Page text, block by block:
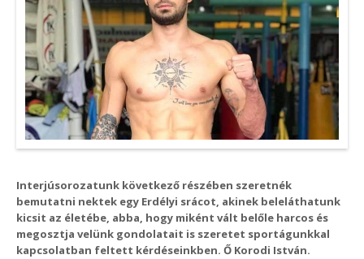
Interjúsorozatunk következő részében szeretnék
bemutatni nektek egy Erdélyi srácot, akinek beleláthatunk
kicsit az életébe, abba, hogy miként vált belőle harcos és
megosztja velünk gondolatait is szeretet sportágunkkal
kapcsolatban feltett kérdéseinkben. Ő Korodi István.